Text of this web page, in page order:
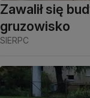
Zawalił się
gruzowisko
SIERPC